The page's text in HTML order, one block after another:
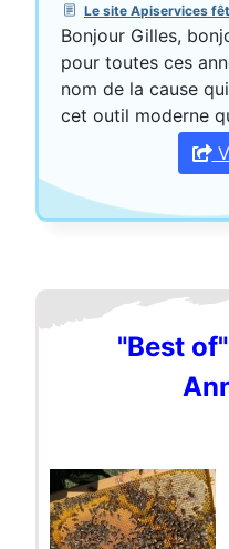
Le site Apiservices
Bonjour Gilles,
pour toutes ces
nom de la cause
cet outil moderne
"Best